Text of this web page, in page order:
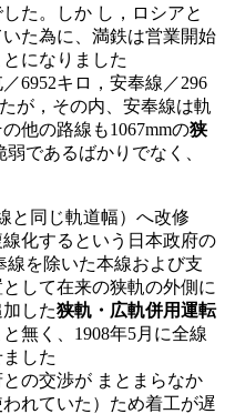
た。しか し，ロシアと
た為に、満鉄は営業開始
になりました
6952キロ，安奉線／296
が，その内、安奉線は軌
他の路線も1067mmの狭
であるばかりでなく、
と同じ軌道幅）へ改修
化するという日本政府の
線を除いた本線および支
して在来の狭軌の外側に
した狭軌・広軌併用運転
無く、1908年5月に全線
した
の交渉が まとまらなか
れていた）ため着工が遅